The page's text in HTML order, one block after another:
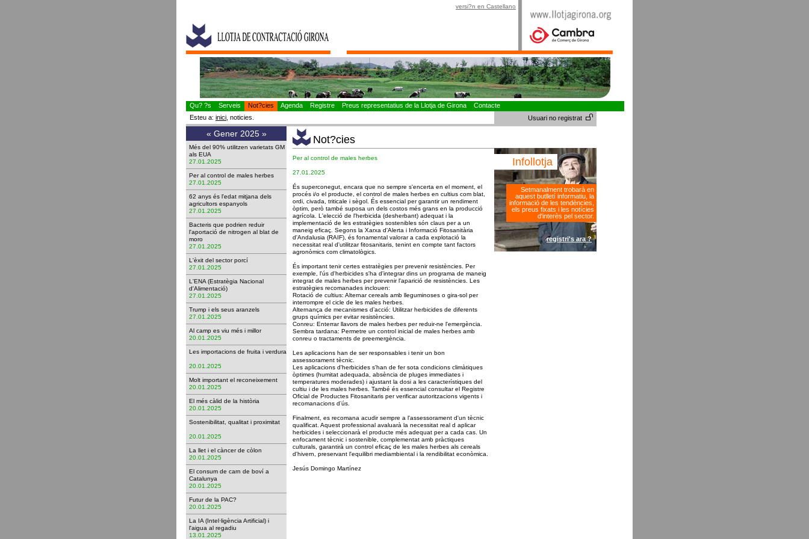
versi?n en Castellano
Qu? ?s Serveis Not?cies Agenda Registre Preus representatius de la Llotja de Girona
Contacte
Esteu a: inici , noticies. Usuari no registrat
« Gener 2025 »
Més del 90% utilitzen varietats GM
als EUA
27.01.2025
Per al control de males herbes
27.01.2025
62 anys és l'edat mitjana dels
agricultors espanyols
27.01.2025
Bacteris que podrien reduir
l'aportació de nitrogen al blat de
moro
27.01.2025
L'èxit del sector porcí
27.01.2025
L'ENA (Estratègia Nacional
d'Alimentació)
27.01.2025
Trump i els seus aranzels
27.01.2025
Al camp es viu més i millor
20.01.2025
Les importacions de fruita i verdura
20.01.2025
Molt important el reconeixement
20.01.2025
El més càlid de la història
20.01.2025
Sostenibilitat, qualitat i proximitat
20.01.2025
La llet i el càncer de còlon
20.01.2025
El consum de carn de boví a
Catalunya
20.01.2025
Futur de la PAC?
20.01.2025
La IA (Intel·ligència Artificial) i
l'aigua al regadiu
13.01.2025
Not?cies
Infollotja
Setmanalment trobarà en
aquest butlletí informatiu, la
informació de les tendències,
els preus fixats i les notícies
d'interès pel sector.
registri's ara ?
Per al control de males herbes
27.01.2025
És superconegut, encara que no sempre s'encerta en el moment, el
procés i/o el producte, el control de males herbes en cultius com blat,
ordi, civada, triticale i sègol. És essencial per garantir un rendiment
òptim, però també suposa un dels costos més grans en la producció
agrícola. L'elecció de l'herbicida (desherbant) adequat i la
implementació de les estratègies sostenibles són claus per a un
maneig eficaç. Segons la Xarxa d'Alerta i Informació Fitosanitària
d'Andalusia (RAIF), és fonamental valorar a cada explotació la
necessitat real d'utilitzar fitosanitaris, tenint en compte tant factors
agronòmics com climatològics.
És important tenir certes estratègies per prevenir resistències. Per
exemple, l'ús d'herbicides s'ha d'integrar dins un programa de maneig
integrat de males herbes per prevenir l'aparició de resistències. Les
estratègies recomanades inclouen:
Rotació de cultius: Alternar cereals amb lleguminoses o gira-sol per
interrompre el cicle de les males herbes.
Alternança de mecanismes d’acció: Utilitzar herbicides de diferents
grups químics per evitar resistències.
Conreu: Enterrar llavors de males herbes per reduir-ne l'emergència.
Sembra tardana: Permetre un control inicial de males herbes amb
conreu o tractaments de preemergència.
Les aplicacions han de ser responsables i tenir un bon
assessorament tècnic.
Les aplicacions d'herbicides s'han de fer sota condicions climàtiques
òptimes (humitat adequada, absència de pluges immediates i
temperatures moderades) i ajustant la dosi a les característiques del
cultiu i de les males herbes. També és essencial consultar el Registre
Oficial de Productes Fitosanitaris per verificar autoritzacions vigents i
recomanacions d’ús.
Finalment, es recomana acudir sempre a l'assessorament d'un tècnic
qualificat. Aquest professional avaluarà la necessitat real d aplicar
herbicides i seleccionarà el producte més adequat per a cada cas. Un
enfocament tècnic i sostenible, complementat amb pràctiques
culturals, garantirà un control eficaç de les males herbes als cereals
d'hivern, preservant l'equilibri mediambiental i la rendibilitat econòmica.
Jesús Domingo Martínez